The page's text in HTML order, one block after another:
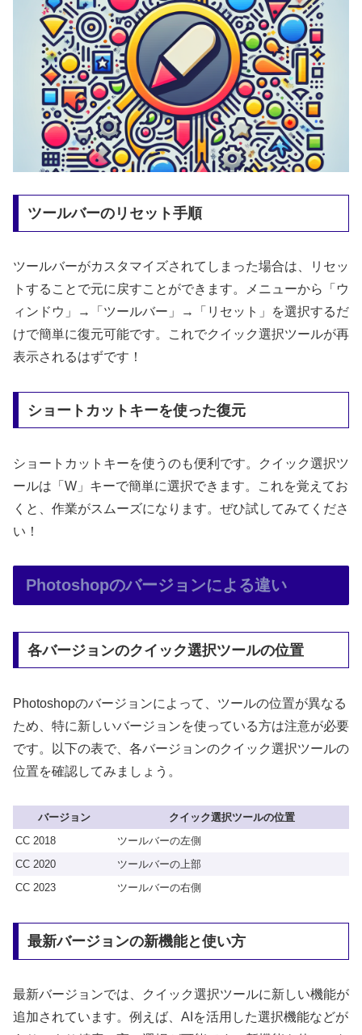
ツールバーのリセット手順
ツールバーがカスタマイズされてしまった場合は、リセッ
トすることで元に戻すことができます。メニューから「ウ
ィンドウ」→「ツールバー」→「リセット」を選択するだ
けで簡単に復元可能です。これでクイック選択ツールが再
表示されるはずです！
ショートカットキーを使った復元
ショートカットキーを使うのも便利です。クイック選択ツ
ールは「W」キーで簡単に選択できます。これを覚えてお
くと、作業がスムーズになります。ぜひ試してみてくださ
い！
Photoshopのバージョンによる違い
各バージョンのクイック選択ツールの位置
Photoshopのバージョンによって、ツールの位置が異なる
ため、特に新しいバージョンを使っている方は注意が必要
です。以下の表で、各バージョンのクイック選択ツールの
位置を確認してみましょう。
バージョン
クイック選択ツールの位置
CC 2018
ツールバーの左側
CC 2020
ツールバーの上部
CC 2023
ツールバーの右側
最新バージョンの新機能と使い方
最新バージョンでは、クイック選択ツールに新しい機能が
追加されています。例えば、AIを活用した選択機能などが